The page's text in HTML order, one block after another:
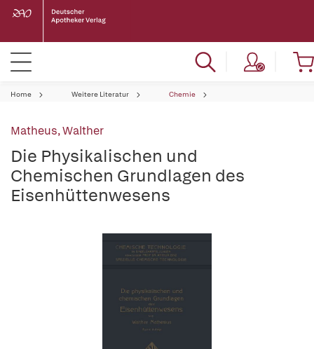
Home Weitere Literatur Chemie
Matheus, Walther
Die Physikalischen und
Chemischen Grundlagen des
Eisenhüttenwesens